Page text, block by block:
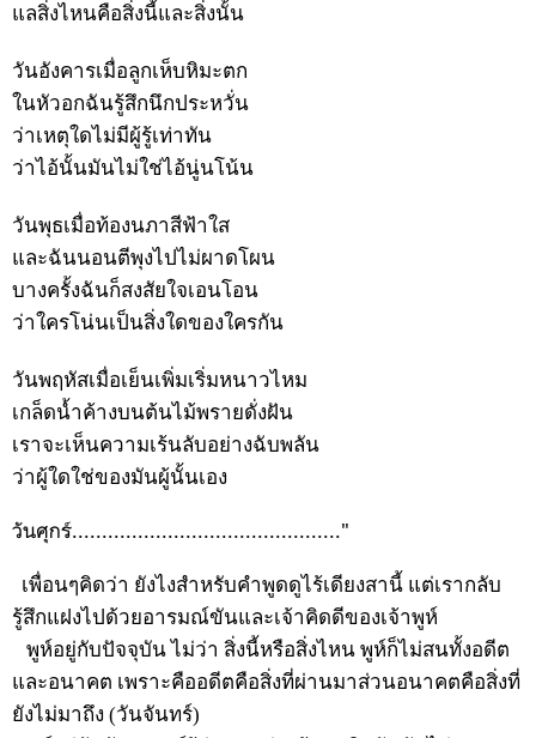
แลสิ่งไหนคือสิ่งนี้และสิ่งนั้น
วันอังคารเมื่อลูกเห็บหิมะตก
ในหัวอกฉันรู้สึกนึกประหวั่น
ว่าเหตุใดไม่มีผู้รู้เท่าทัน
ว่าไอ้นั้นมันไม่ใช่ไอ้นู่นโน้น
วันพุธเมื่อท้องนภาสีฟ้าใส
และฉันนอนตีพุงไปไม่ผาดโผน
บางครั้งฉันก็สงสัยใจเอนโอน
ว่าใครโน่นเป็นสิ่งใดของใครกัน
วันพฤหัสเมื่อเย็นเพิ่มเริ่มหนาวไหม
เกล็ดน้ำค้างบนต้นไม้พรายดั่งฝัน
เราจะเห็นความเร้นลับอย่างฉับพลัน
ว่าผู้ใดใช่ของมันผู้นั้นเอง
วันศุกร์............................................."
เพื่อนๆคิดว่า ยังไงสำหรับคำพูดดูไร้เดียงสานี้ แต่เรากลับ
รู้สึกแฝงไปด้วยอารมณ์ขันและเจ้าคิดดีของเจ้าพูห์
พูห์อยู่กับปัจจุบัน ไม่ว่า สิ่งนี้หรือสิ่งไหน พูห์ก็ไม่สนทั้งอดีต
และอนาคต เพราะคืออดีตคือสิ่งที่ผ่านมาส่วนอนาคตคือสิ่งที่
ยังไม่มาถึง (วันจันทร์)